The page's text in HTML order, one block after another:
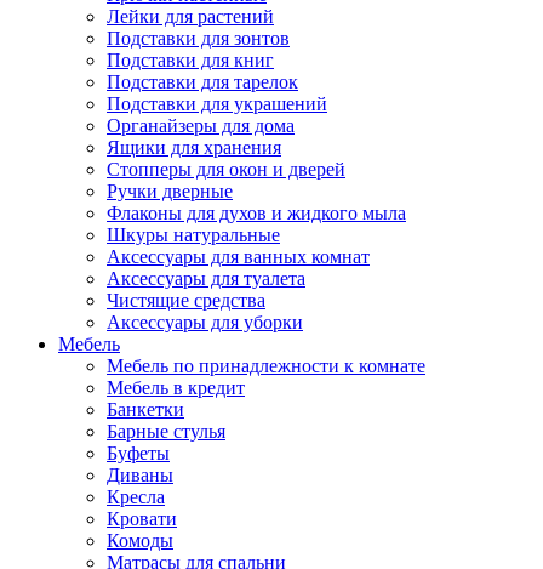
Лейки для растений
Подставки для зонтов
Подставки для книг
Подставки для тарелок
Подставки для украшений
Органайзеры для дома
Ящики для хранения
Стопперы для окон и дверей
Ручки дверные
Флаконы для духов и жидкого мыла
Шкуры натуральные
Аксессуары для ванных комнат
Аксессуары для туалета
Чистящие средства
Аксессуары для уборки
Мебель
Мебель по принадлежности к комнате
Мебель в кредит
Банкетки
Барные стулья
Буфеты
Диваны
Кресла
Кровати
Комоды
Матрасы для спальни